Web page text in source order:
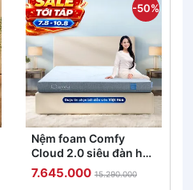
-50%
Nệm foam Comfy
Cloud 2.0 siêu đàn hồi
dày 15cm
7.645.000 15.290.000